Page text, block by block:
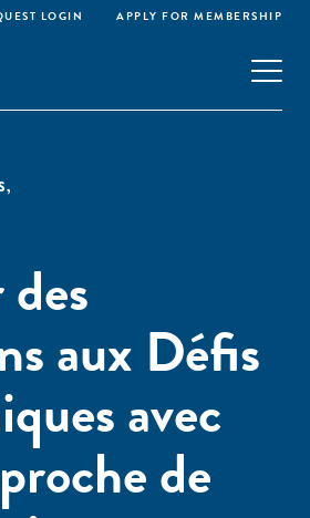
LOGIN APPLY FOR MEMBERSHIP
,
aux Défis
avec
de